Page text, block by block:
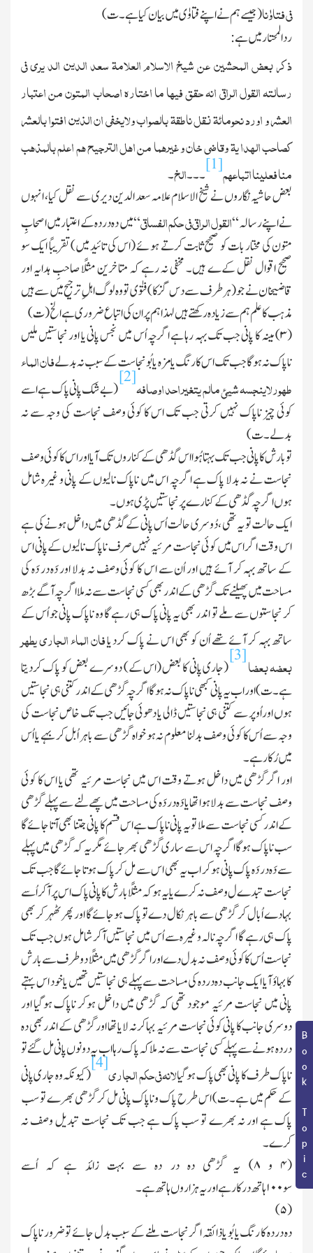
Book Topic
فی فتاوٰنا(جیسے ہم نے اپنے فتاوٰی میں بیان کیا ہے۔ ت)
ردالمحتار میں ہے :
ذکر بعض المحشین عن شیخ الاسلام العلامۃ سعد الدین الد یری فی
رسالتہ القول الراقی انہ حقق فیھا ما اختارہ اصحاب المتون من اعتبار
العشر و اورد نحومائۃ نقل ناطقۃ بالصواب ولایخفی ان الذین افتوا بالعشر
کصاحب الھدا یۃ وقاضی خان و غیرھما من اھل الترجیح ھم اعلم بالمذھب
منا فعلینا اتباعھم[1]۔ ۔ ۔الخ۔
بعض حاشیہ نگاروں نے شیخ الاسلام علامہ سعد الدین د یری سے نقل کیا ، انہوں
نے اپنے رسالہ “القول الراقی فی حکم الفساقی“ میں دہ در دہ کے اعتبار میں اصحابِ
متون کی مختار بات کو صحیح ثابت کرتے ہوئے (اس کی تائید میں) تقریبًا ایك سو
صحیح اقوال نقل کےے ہیں۔ مخفی نہ رہے کہ متاخرین مثلًا صاحبِ ہدایہ اور
قاضیخان نے جو (ہرطرف سے دس گز کا) فتوٰی تو وہ لوگ اہلِ ترجیح میں سے ہیں
مذہب کا علم ہم سے ز یادہ رکھتے ہیں لہذا ہم پر ان کی اتباع ضروری ہے الخ (ت)
(۳)مینہکاپانیجبتك بہہ رہا ہے اگرچہ اُس میں نجس پانی یا اور نجاستیں ملیں
ناپاك نہ ہوگا جب تك اس کا رنگ یا مزہ یا بُو نجاست کے سبب نہ بدلےفان الماء
طھورلاینجسہ شیئ مالم یتغیر احد اوصافہ[2]
(بے شك پانی پاك ہے اسے
کوئی چیز ناپاك نہیں کرتی جب تك اس کا کوئی وصف نجاست کی وجہ سے نہ
بدلے۔ ت)
تو بارش کا پانی جب تك بہتا ہُوا اس گڈھی کے کناروں تك آ یا اور اس کا کوئی وصف
نجاست نے نہ بدلا پاك ہے اگرچہ اس میں ناپاك نالیوں کے پانی و غیرہ شامل
ہوں اگرچہ گڈھی کے کنارے پر نجاستیں پڑی ہوں۔
ایك حالت تو یہ تھی ، دُوسری حالت اُس پانی کے گڈھی میں داخل ہونے کی ہے
اس وقت اگر اس میں کوئی نجاست مرئیہ نہیں صرف ناپاك نالیوں کے پانی اس
کے ساتھ بہہ کر آئے ہیں اور اُن سے اس کا کوئی وصف نہ بدلا اور دَہ در دَہ کی
مساحت میں پھیلنے تك گڑھی کے اندر بھی کسی نجاست سے نہ ملا اگرچہ آگے بڑھ
کر نجاستوں سے ملے تو اندر بھی یہ پانی پاك ہی رہے گا وہ ناپاك پانی جو اُس کے
ساتھ بہہ کر آئے تھے اُن کو بھی اس نے پاك کرد یافان الماء الجاری یطھر
بعضہ بعضا[3]
(جاری پانی کا بعض (اس کے) دوسرے بعض کو پاککردیتا
ہے۔ ت) اور اب یہ پانی کبھی ناپاك نہ ہوگا اگرچہ گڑھی کے اندر کتنی ہی نجاستیں
ہوں اور اُوپر سے کتنی ہی نجاستیں ڈالی یا دھوئی جائیں جب تك خاص نجاست کی
وجہ سے اُس کا کوئی وصف بدلنا معلوم نہ ہو خواہ گڑھی سے باہر اُبل کر بہے یا اُس
میں رُکا رہے۔
اور اگر گڑھی میں داخل ہوتے وقت اس میں نجاست مرئیہ تھی یا اس کا کوئی
وصف نجاست سے بدلا ہوا تھا یا دَہ در دَہ کی مساحت میں پھےلنے سے پہلے گڑھی
کے اندر کسی نجاست سے ملا تو یہ پانی ناپاك ہے اس قسم کا پانی جتنا بھی آتا جائے گا
سب ناپاك ہوگا اگرچہ اس سے ساری گڑھی بھر جائے مگر یہ کہ گڑھی میں پہلے
سے دَہ در دَہ پاك پانی ہوکر اب یہ بھی اس سے مل کر پاك ہوتا جائےگا جب تك
نجاست تبدےل وصف نہ کرے یا یہ ہوکہ مثلًا بارش کا پانی پاك اس پر آکر اُسے
بہادے اُبال کر گڑھی سے باہر نکال دے تو پاك ہوجائےگا اور پھر ٹھہر کر بھی
پاك ہی رہے گا اگرچہ نالہ و غیرہ سے اُس میں نجاستیں آکر شامل ہوں جب تك
نجاست اُس کا کوئی وصف نہ بدل دے اور اگر گڑھی میں مثلًا دو طرف سے بارش
کا بہاؤ آ یا ایك جانب دہ در دہ کی مساحت سے پہلے ہی نجاستیں تھیں یا خود اس بہتے
پانی میں نجاست مرئیہ موجود تھی کہ گڑھی میں داخل ہوکر ناپاك ہوگیا اور
دوسری جانب کا پانی کوئی نجاست مرئیہ بہاکر نہ لا یا تھا اور گڑھی کے اندر بھی دہ
در دہ ہونے سے پہلے کسی نجاست سے نہ ملاکہ پاك رہا اب یہ دونوں پانی مل گئے تو
ناپاك طرف کا پانی بھی پاك ہوگیالانہ فی حکم الجاری[4]
(کیونکہ وہ جاری پانی
کے حکم میں ہے۔ ت) اس طرح پاك وناپاك پانی مل کر گڑھی بھرے تو سب
پاك ہے اور نہ بھرے تو سب پاك ہے جب تك نجاست تبدیل وصف نہ
کرے۔
(۴ و ۸) یہگڑھی دہ در دہ سے بہت زائد ہے کہ اُسے
سو۱۰۰ہاتھدرکارہےاوریہہزاروںہاتھہے۔
(۵)
دہدردہکارنگیابُویاذائقہاگرنجاستملنےکےسبببدلجائےتوضرورناپاك